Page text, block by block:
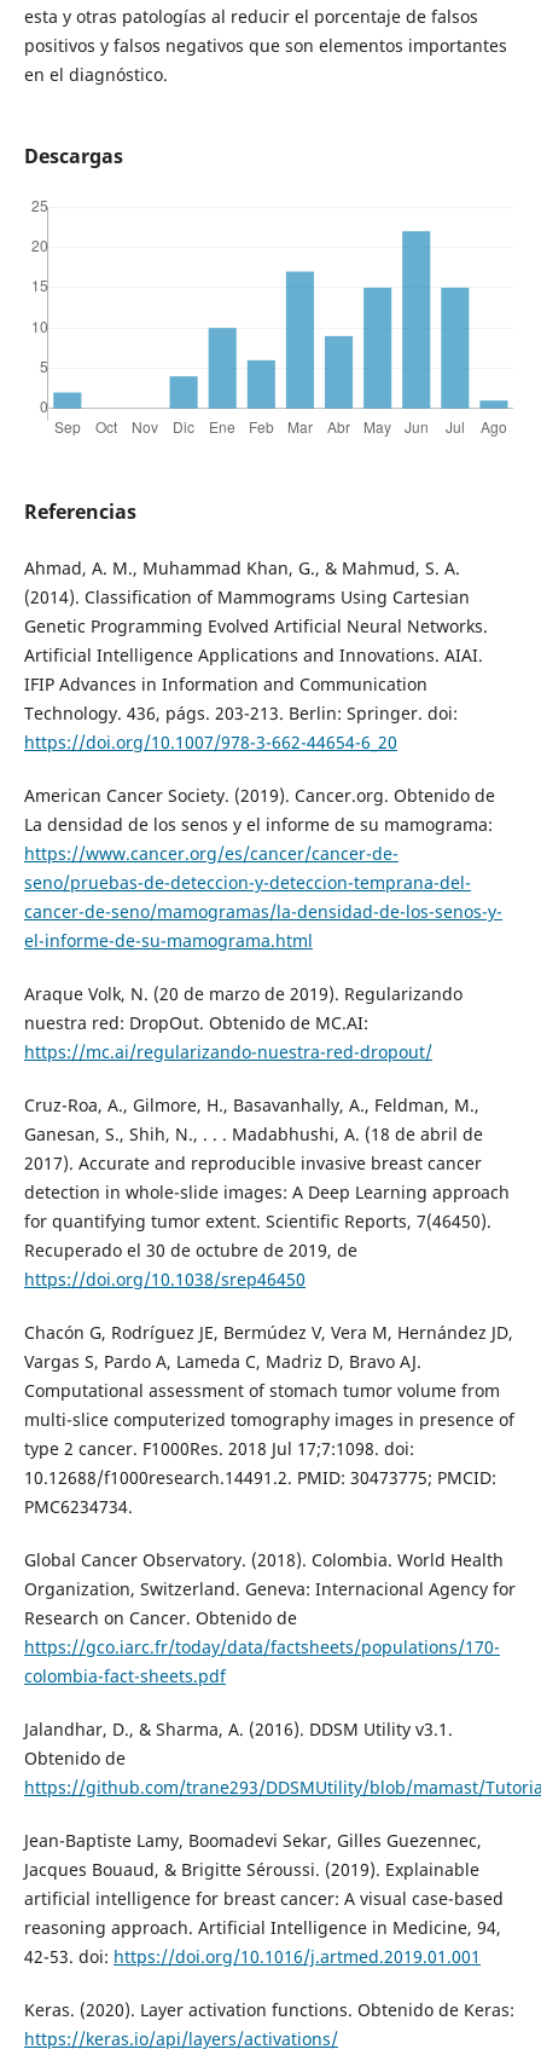
esta y otras patologías al reducir el porcentaje de falsos
positivos y falsos negativos que son elementos importantes
en el diagnóstico.
Descargas
Referencias
Ahmad, A. M., Muhammad Khan, G., & Mahmud, S. A.
(2014). Classification of Mammograms Using Cartesian
Genetic Programming Evolved Artificial Neural Networks.
Artificial Intelligence Applications and Innovations. AIAI.
IFIP Advances in Information and Communication
Technology. 436, págs. 203-213. Berlin: Springer. doi:
https://doi.org/10.1007/978-3-662-44654-6_20
American Cancer Society. (2019). Cancer.org. Obtenido de
La densidad de los senos y el informe de su mamograma:
https://www.cancer.org/es/cancer/cancer-de-
seno/pruebas-de-deteccion-y-deteccion-temprana-del-
cancer-de-seno/mamogramas/la-densidad-de-los-senos-y-
el-informe-de-su-mamograma.html
Araque Volk, N. (20 de marzo de 2019). Regularizando
nuestra red: DropOut. Obtenido de MC.AI:
https://mc.ai/regularizando-nuestra-red-dropout/
Cruz-Roa, A., Gilmore, H., Basavanhally, A., Feldman, M.,
Ganesan, S., Shih, N., . . . Madabhushi, A. (18 de abril de
2017). Accurate and reproducible invasive breast cancer
detection in whole-slide images: A Deep Learning approach
for quantifying tumor extent. Scientific Reports, 7(46450).
Recuperado el 30 de octubre de 2019, de
https://doi.org/10.1038/srep46450
Chacón G, Rodríguez JE, Bermúdez V, Vera M, Hernández JD,
Vargas S, Pardo A, Lameda C, Madriz D, Bravo AJ.
Computational assessment of stomach tumor volume from
multi-slice computerized tomography images in presence of
type 2 cancer. F1000Res. 2018 Jul 17;7:1098. doi:
10.12688/f1000research.14491.2. PMID: 30473775; PMCID:
PMC6234734.
Global Cancer Observatory. (2018). Colombia. World Health
Organization, Switzerland. Geneva: Internacional Agency for
Research on Cancer. Obtenido de
https://gco.iarc.fr/today/data/factsheets/populations/170-
colombia-fact-sheets.pdf
Jalandhar, D., & Sharma, A. (2016). DDSM Utility v3.1.
Obtenido de
https://github.com/trane293/DDSMUtility/blob/mamast/
Jean-Baptiste Lamy, Boomadevi Sekar, Gilles Guezennec,
Jacques Bouaud, & Brigitte Séroussi. (2019). Explainable
artificial intelligence for breast cancer: A visual case-based
reasoning approach. Artificial Intelligence in Medicine, 94,
42-53. doi: https://doi.org/10.1016/j.artmed.2019.01.001
Keras. (2020). Layer activation functions. Obtenido de Keras:
https://keras.io/api/layers/activations/